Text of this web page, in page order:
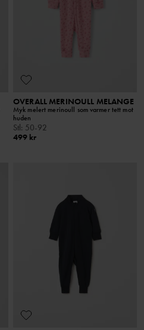
OVERALL MERINOULL MELANGE
Myk melert merinoull som varmer tett mot
huden
Stl: 50-92
499 kr